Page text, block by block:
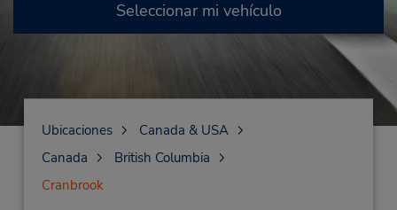
Seleccionar mi vehículo
Ubicaciones
Canada & USA
Canada
British Columbia
Cranbrook